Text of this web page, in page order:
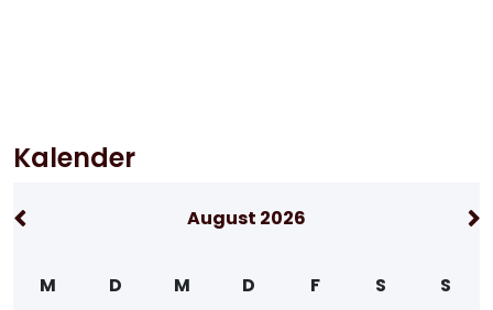
Kalender
August 2026
M D M D F S
S